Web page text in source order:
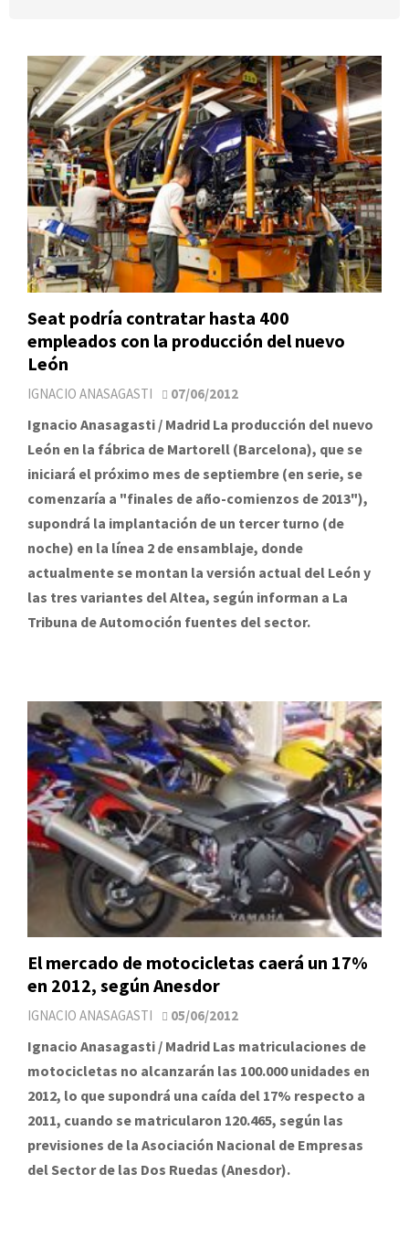
Seat podría contratar hasta 400
empleados con la producción del nuevo
León
IGNACIO ANASAGASTI 07/06/2012
Ignacio Anasagasti / Madrid La producción del nuevo
León en la fábrica de Martorell (Barcelona), que se
iniciará el próximo mes de septiembre (en serie, se
comenzaría a "finales de año-comienzos de 2013"),
supondrá la implantación de un tercer turno (de
noche) en la línea 2 de ensamblaje, donde
actualmente se montan la versión actual del León y
las tres variantes del Altea, según informan a La
Tribuna de Automoción fuentes del sector.
El mercado de motocicletas caerá un 17%
en 2012, según Anesdor
IGNACIO ANASAGASTI 05/06/2012
Ignacio Anasagasti / Madrid Las matriculaciones de
motocicletas no alcanzarán las 100.000 unidades en
2012, lo que supondrá una caída del 17% respecto a
2011, cuando se matricularon 120.465, según las
previsiones de la Asociación Nacional de Empresas
del Sector de las Dos Ruedas (Anesdor).